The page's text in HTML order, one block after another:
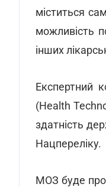
міститься
можливість
інших
Експертний
(Health
здатність
Нацпереліку.
МОЗ буде